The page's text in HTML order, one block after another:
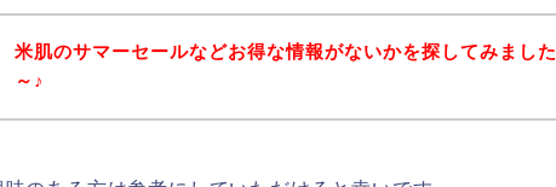
米肌のサマーセールなどお得な情報がないかを探してみました
～♪